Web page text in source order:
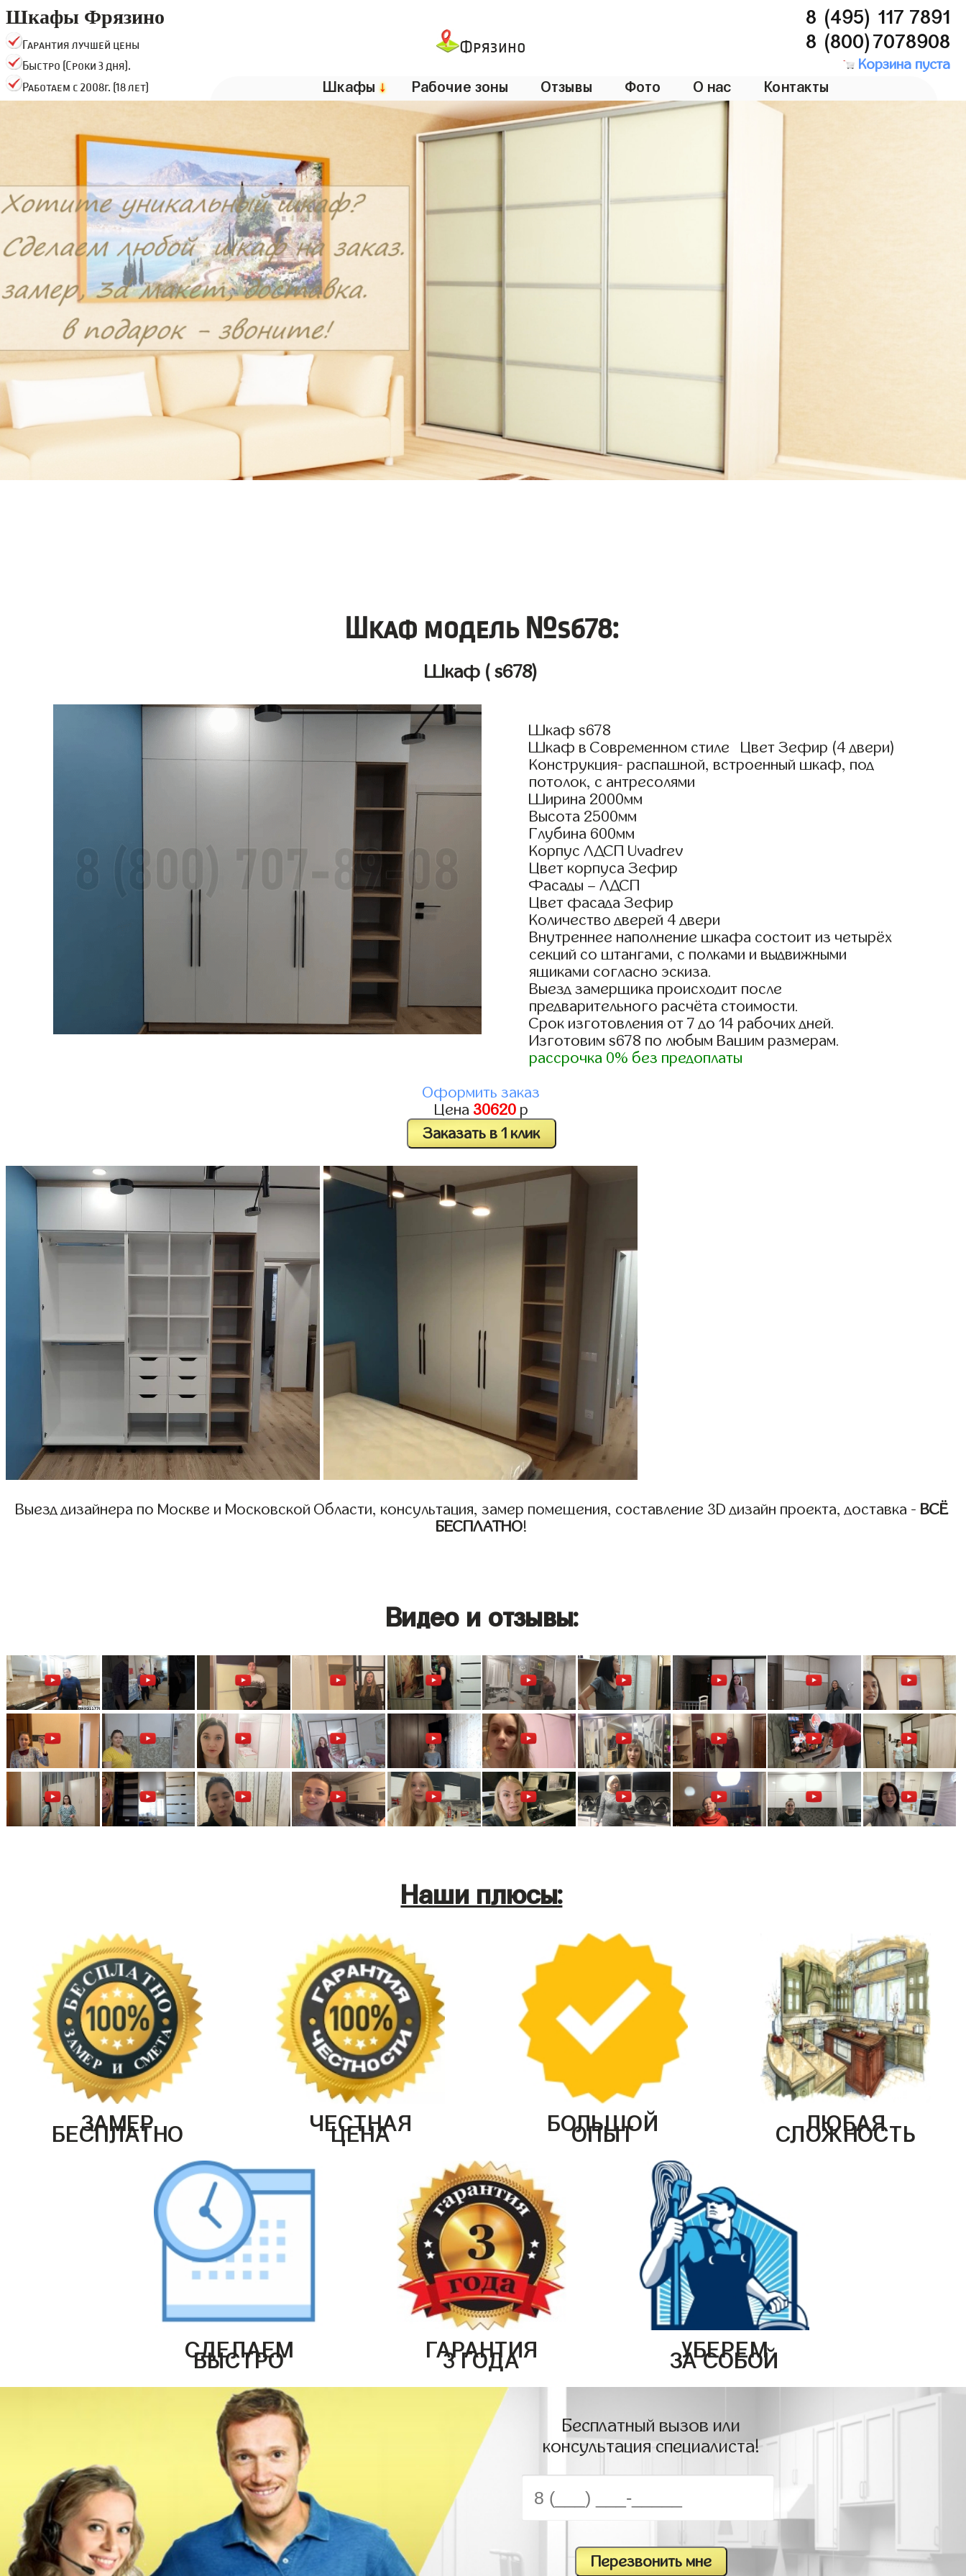
Шкафы Фрязино
Гарантия лучшей цены
Быстро (Сроки 3 дня).
Работаем с 2008г. (18 лет)
Фрязино
8 (495) 117 7891
8 (800)7078908
Корзина пуста
Шкафы ↓ Рабочие зоны Отзывы Фото О нас Контакты
Шкаф модель №s678:
Шкаф ( s678)
Шкаф s678
Шкаф в Современном стиле Цвет Зефир (4 двери)
Конструкция- распашной, встроенный шкаф, под
потолок, с антресолями
Ширина 2000мм
Высота 2500мм
Глубина 600мм
Корпус ЛДСП Uvadrev
Цвет корпуса Зефир
Фасады – ЛДСП
Цвет фасада Зефир
Количество дверей 4 двери
Внутреннее наполнение шкафа состоит из четырёх
секций со штангами, с полками и выдвижными
ящиками согласно эскиза.
Выезд замерщика происходит после
предварительного расчёта стоимости.
Срок изготовления от 7 до 14 рабочих дней.
Изготовим s678 по любым Вашим размерам.
рассрочка 0% без предоплаты
Оформить заказ
Цена 30620 р
Заказать в 1 клик
Выезд дизайнера по Москве и Московской Области, консультация, замер помещения, составление 3D дизайн проекта, доставка - ВСЁ
БЕСПЛАТНО!
Видео и отзывы:
Наши плюсы:
ЗАМЕР
БЕСПЛАТНО ЧЕСТНАЯ
ЦЕНА БОЛЬШОЙ
ОПЫТ ЛЮБАЯ
СЛОЖНОСТЬ
СДЕЛАЕМ
БЫСТРО ГАРАНТИЯ
3 ГОДА УБЕРЕМ
ЗА СОБОЙ
Бесплатный вызов или
консультация специалиста!